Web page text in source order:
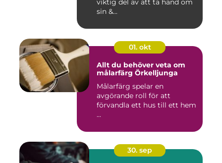
viktig del av att ta hand om
sin &...
01. okt
Allt du behöver veta om
målarfärg Örkelljunga
Målarfärg spelar en
avgörande roll för att
förvandla ett hus till ett hem
...
30. sep